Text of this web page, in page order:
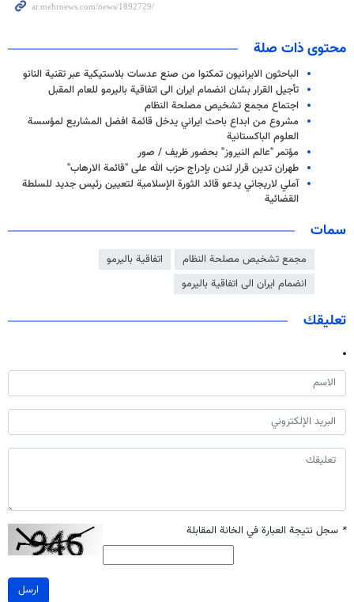
محتوى ذات صلة
الباحثون الايرانيون تمكنوا من صنع عدسات بلاستيكية عبر تقنية النانو
تأجيل القرار بشان انضمام ايران الى اتفاقية باليرمو للعام المقبل
اجتماع مجمع تشخيص مصلحة النظام
مشروع من ابداع باحث ايراني يدخل قائمة افضل المشاريع لمؤسسة
العلوم الباكستانية
مؤتمر "عالم النيروز" بحضور ظريف / صور
طهران تدين قرار لندن بإدراج حزب الله على "قائمة الارهاب"
آملي لاريجاني يدعو قائد الثورة الإسلامية لتعيين رئيس جديد للسلطة
القضائية
سمات
مجمع تشخيص مصلحة النظام
اتفاقية باليرمو
انضمام ايران الى اتفاقية باليرمو
تعليقك
* سجل نتيجة العبارة في الخانة المقابلة
ارسل